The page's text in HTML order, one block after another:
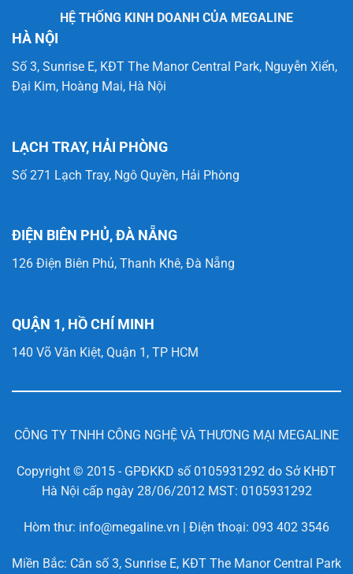
HỆ THỐNG KINH DOANH CỦA MEGALINE
HÀ NỘI
Số 3, Sunrise E, KĐT The Manor Central Park, Nguyễn Xiển,
Đại Kim, Hoàng Mai, Hà Nội
LẠCH TRAY, HẢI PHÒNG
Số 271 Lạch Tray, Ngô Quyền, Hải Phòng
ĐIỆN BIÊN PHỦ, ĐÀ NẴNG
126 Điện Biên Phủ, Thanh Khê, Đà Nẵng
QUẬN 1, HỒ CHÍ MINH
140 Võ Văn Kiệt, Quận 1, TP HCM
CÔNG TY TNHH CÔNG NGHỆ VÀ THƯƠNG MẠI MEGALINE
Copyright © 2015 - GPĐKKD số 0105931292 do Sở KHĐT
Hà Nội cấp ngày 28/06/2012 MST: 0105931292
Hòm thư: info@megaline.vn | Điện thoại: 093 402 3546
Miền Bắc: Căn số 3, Sunrise E, KĐT The Manor Central Park